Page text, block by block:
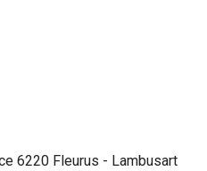
6220 Fleurus - Lambusart